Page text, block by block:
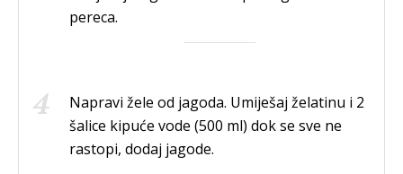
pereca.
Napravi žele od jagoda. Umiješaj želatinu i 2
šalice kipuće vode (500 ml) dok se sve ne
rastopi, dodaj jagode.